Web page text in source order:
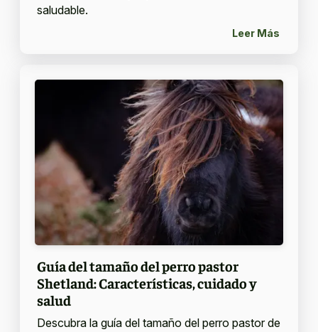
saludable.
Leer Más
Guía del tamaño del perro pastor
Shetland: Características, cuidado y
salud
Descubra la guía del tamaño del perro pastor de